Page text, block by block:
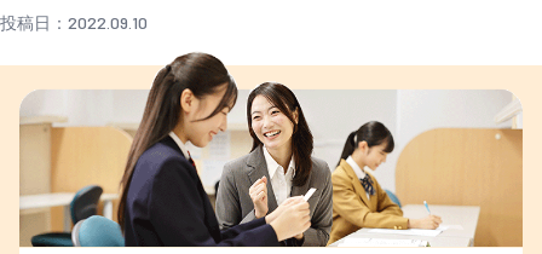
投稿日：2022.09.10